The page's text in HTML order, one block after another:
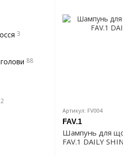
Артикул: FV004
FAV.1
Шампунь для
FAV.1 DAILY
3
88